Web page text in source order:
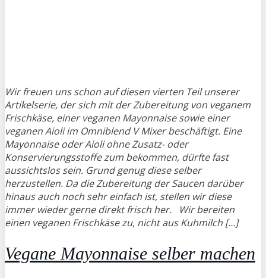
Wir freuen uns schon auf diesen vierten Teil unserer
Artikelserie, der sich mit der Zubereitung von veganem
Frischkäse, einer veganen Mayonnaise sowie einer
veganen Aioli im Omniblend V Mixer beschäftigt. Eine
Mayonnaise oder Aioli ohne Zusatz- oder
Konservierungsstoffe zum bekommen, dürfte fast
aussichtslos sein. Grund genug diese selber
herzustellen. Da die Zubereitung der Saucen darüber
hinaus auch noch sehr einfach ist, stellen wir diese
immer wieder gerne direkt frisch her. Wir bereiten
einen veganen Frischkäse zu, nicht aus Kuhmilch […]
Vegane Mayonnaise selber machen